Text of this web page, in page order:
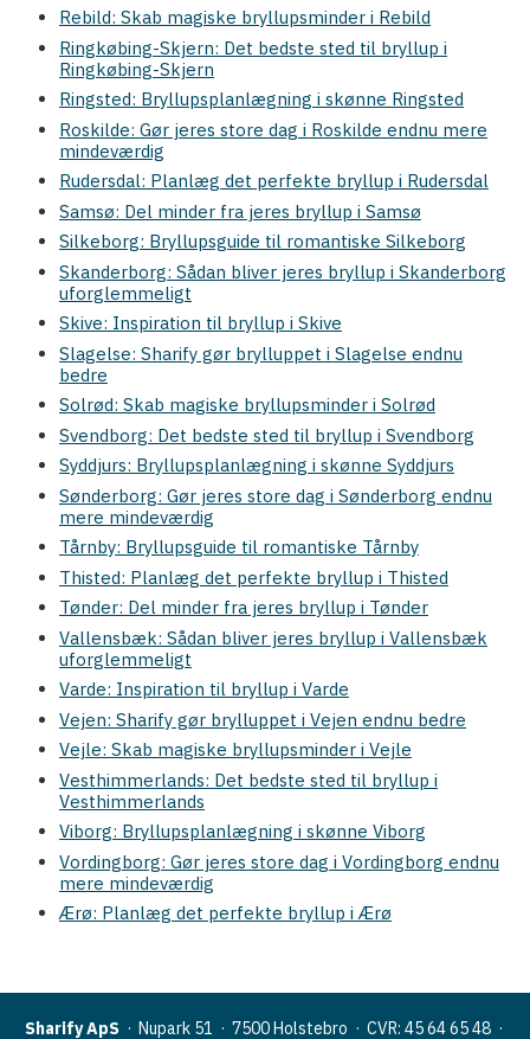
Rebild: Skab magiske bryllupsminder i Rebild
Ringkøbing-Skjern: Det bedste sted til bryllup i
Ringkøbing-Skjern
Ringsted: Bryllupsplanlægning i skønne Ringsted
Roskilde: Gør jeres store dag i Roskilde endnu mere
mindeværdig
Rudersdal: Planlæg det perfekte bryllup i Rudersdal
Samsø: Del minder fra jeres bryllup i Samsø
Silkeborg: Bryllupsguide til romantiske Silkeborg
Skanderborg: Sådan bliver jeres bryllup i Skanderborg
uforglemmeligt
Skive: Inspiration til bryllup i Skive
Slagelse: Sharify gør brylluppet i Slagelse endnu
bedre
Solrød: Skab magiske bryllupsminder i Solrød
Svendborg: Det bedste sted til bryllup i Svendborg
Syddjurs: Bryllupsplanlægning i skønne Syddjurs
Sønderborg: Gør jeres store dag i Sønderborg endnu
mere mindeværdig
Tårnby: Bryllupsguide til romantiske Tårnby
Thisted: Planlæg det perfekte bryllup i Thisted
Tønder: Del minder fra jeres bryllup i Tønder
Vallensbæk: Sådan bliver jeres bryllup i Vallensbæk
uforglemmeligt
Varde: Inspiration til bryllup i Varde
Vejen: Sharify gør brylluppet i Vejen endnu bedre
Vejle: Skab magiske bryllupsminder i Vejle
Vesthimmerlands: Det bedste sted til bryllup i
Vesthimmerlands
Viborg: Bryllupsplanlægning i skønne Viborg
Vordingborg: Gør jeres store dag i Vordingborg endnu
mere mindeværdig
Ærø: Planlæg det perfekte bryllup i Ærø
Sharify ApS· Nupark 51 · 7500 Holstebro · CVR: 45 64 65 48·